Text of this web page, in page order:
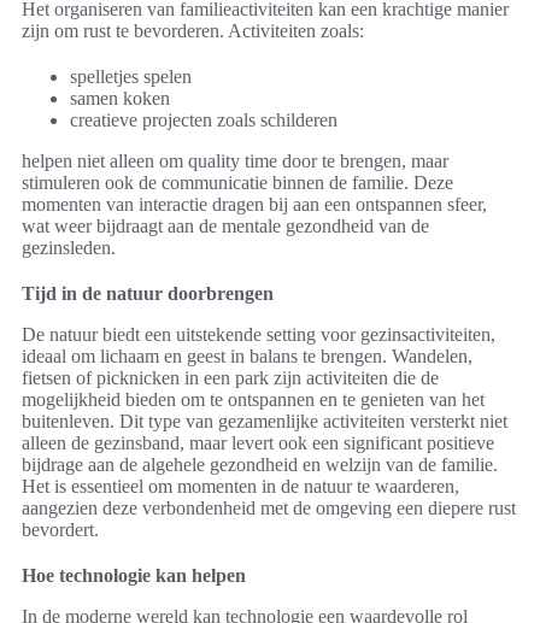
Het organiseren van familieactiviteiten kan een krachtige manier
zijn om rust te bevorderen. Activiteiten zoals:
spelletjes spelen
samen koken
creatieve projecten zoals schilderen
helpen niet alleen om quality time door te brengen, maar
stimuleren ook de communicatie binnen de familie. Deze
momenten van interactie dragen bij aan een ontspannen sfeer,
wat weer bijdraagt aan de mentale gezondheid van de
gezinsleden.
Tijd in de natuur doorbrengen
De natuur biedt een uitstekende setting voor gezinsactiviteiten,
ideaal om lichaam en geest in balans te brengen. Wandelen,
fietsen of picknicken in een park zijn activiteiten die de
mogelijkheid bieden om te ontspannen en te genieten van het
buitenleven. Dit type van gezamenlijke activiteiten versterkt niet
alleen de gezinsband, maar levert ook een significant positieve
bijdrage aan de algehele gezondheid en welzijn van de familie.
Het is essentieel om momenten in de natuur te waarderen,
aangezien deze verbondenheid met de omgeving een diepere rust
bevordert.
Hoe technologie kan helpen
In de moderne wereld kan technologie een waardevolle rol